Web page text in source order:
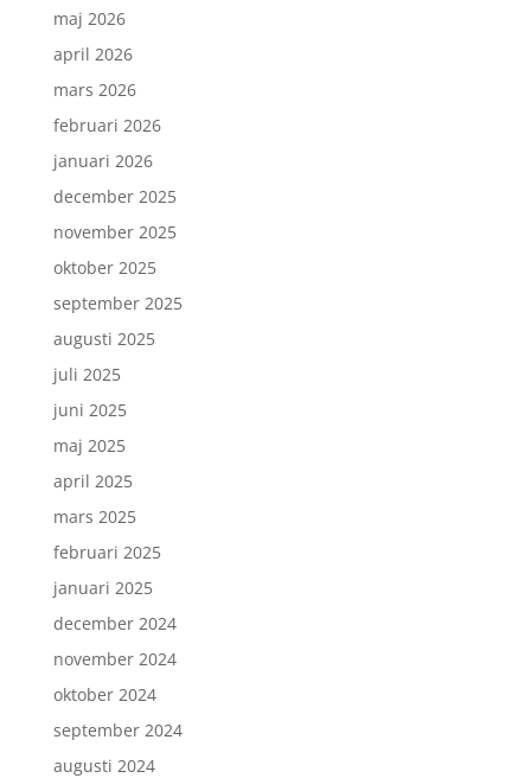
maj 2026
april 2026
mars 2026
februari 2026
januari 2026
december 2025
november 2025
oktober 2025
september 2025
augusti 2025
juli 2025
juni 2025
maj 2025
april 2025
mars 2025
februari 2025
januari 2025
december 2024
november 2024
oktober 2024
september 2024
augusti 2024